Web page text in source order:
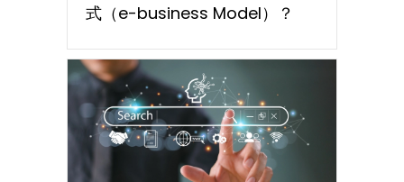
式（e-business Model）？